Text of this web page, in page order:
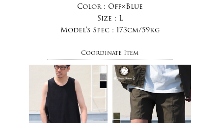
Color : Off×Blue
Size : L
Model's Spec : 173cm/59kg
Coordinate Item